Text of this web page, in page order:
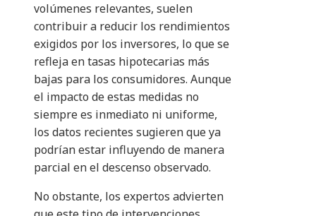
volúmenes relevantes, suelen
contribuir a reducir los rendimientos
exigidos por los inversores, lo que se
refleja en tasas hipotecarias más
bajas para los consumidores. Aunque
el impacto de estas medidas no
siempre es inmediato ni uniforme,
los datos recientes sugieren que ya
podrían estar influyendo de manera
parcial en el descenso observado.
No obstante, los expertos advierten